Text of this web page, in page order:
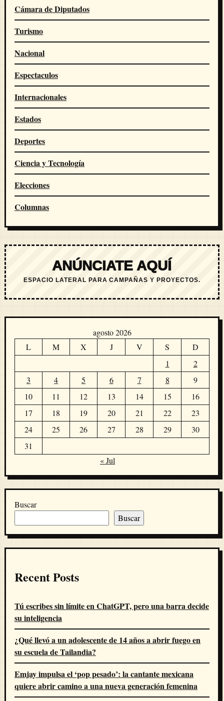
Cámara de Diputados
Turismo
Nacional
Espectaculos
Internacionales
Estados
Deportes
Ciencia y Tecnología
Elecciones
Columnas
ANÚNCIATE AQUÍ
ESPACIO LATERAL PARA CAMPAÑAS Y PROYECTOS.
agosto 2026
L
M X J V S
D
1
2
3
4 5 6 7 8
9
10
11 12 13 14 15
16
17
18 19 20 21 22
23
24
25 26 27 28 29
30
31
« Jul
Buscar
Buscar
Recent Posts
Tú escribes sin límite en ChatGPT, pero una barra decide
su inteligencia
¿Qué llevó a un adolescente de 14 años a abrir fuego en
su escuela de Tailandia?
Emjay impulsa el ‘pop pesado’: la cantante mexicana
quiere abrir camino a una nueva generación femenina